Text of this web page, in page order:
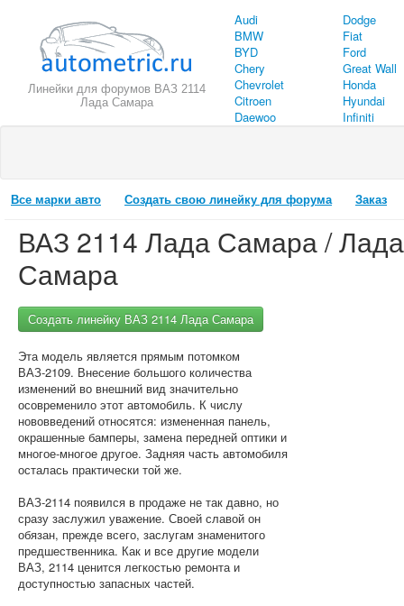
Линейки для форумов ВАЗ 2114
Лада Самара
Audi
BMW
BYD
Chery
Chevrolet
Citroen
Daewoo
Dodge
Fiat
Ford
Great Wall
Honda
Hyundai
Infiniti
Все марки авто Создать свою линейку для форума Заказ
ВАЗ 2114 Лада Самара /
Самара
Создать линейку ВАЗ 2114 Лада Самара
Эта модель является прямым потомком
ВАЗ-2109. Внесение большого количества
изменений во внешний вид значительно
осовременило этот автомобиль. К числу
нововведений относятся: измененная панель,
окрашенные бамперы, замена передней оптики и
многое-многое другое. Задняя часть автомобиля
осталась практически той же.
ВАЗ-2114 появился в продаже не так давно, но
сразу заслужил уважение. Своей славой он
обязан, прежде всего, заслугам знаменитого
предшественника. Как и все другие модели
ВАЗ, 2114 ценится легкостью ремонта и
доступностью запасных частей.